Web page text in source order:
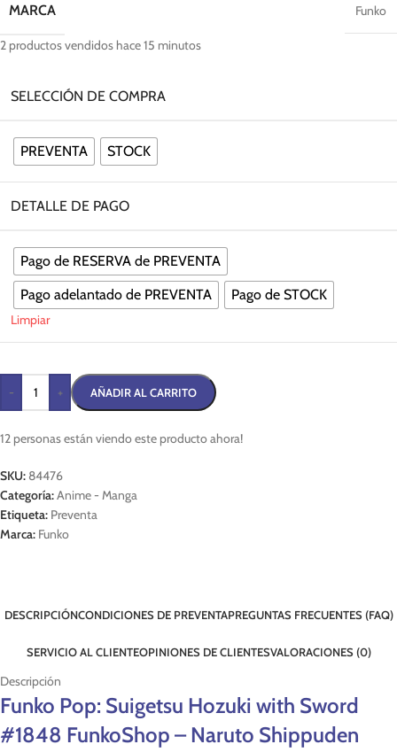
MARCA Funko
2 productos vendidos hace 15 minutos
SELECCIÓN DE COMPRA
PREVENTA STOCK
DETALLE DE PAGO
Pago de RESERVA de PREVENTA
Pago adelantado de PREVENTA
Pago de STOCK
Limpiar
- + AÑADIR AL CARRITO
12 personas están viendo este producto ahora!
SKU: 84476
Categoría:Anime - Manga
Etiqueta: Preventa
Marca: Funko
DESCRIPCIÓNCONDICIONES DE PREVENTAPREGUNTAS FRECUENTES (FAQ)
SERVICIO AL CLIENTEOPINIONES DE CLIENTESVALORACIONES (0)
Descripción
Funko Pop: Suigetsu Hozuki with Sword
#1848 FunkoShop – Naruto Shippuden